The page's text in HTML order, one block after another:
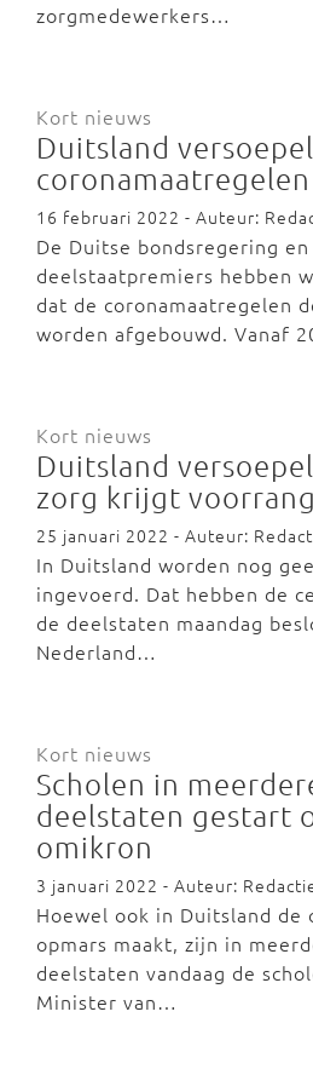
zorgmedewerkers…
Kort nieuws
Duitsland
coronamaatregelen
16 februari 2022 - Auteur:
De Duitse bondsregering en
deelstaatpremiers hebben
dat de coronamaatregelen
worden afgebouwd. Vanaf
Kort nieuws
Duitsland
zorg krijgt
25 januari 2022 - Auteur:
In Duitsland worden nog
ingevoerd. Dat hebben de
de deelstaten maandag
Nederland…
Kort nieuws
Scholen in
deelstaten gestart
omikron
3 januari 2022 - Auteur:
Hoewel ook in Duitsland de
opmars maakt, zijn in
deelstaten vandaag de
Minister van…